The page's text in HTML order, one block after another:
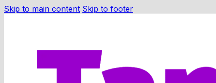
Skip to main content Skip to footer